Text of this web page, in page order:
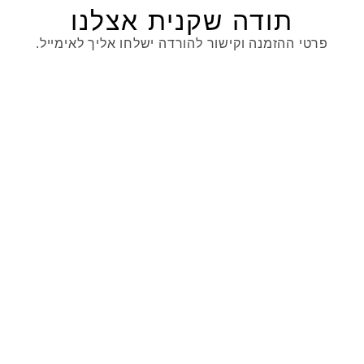
תודה שקנית אצלנו
פרטי ההזמנה וקישור להורדה ישלחו אליך לאימייל.